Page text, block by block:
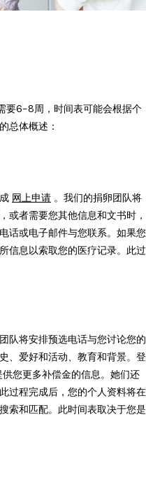
要6-8周，时间表可能会根据个
总体概述：
网上申请 。我们的捐卵团队将
或者需要您其他信息和文书时，
话或电子邮件与您联系。如果您
信息以索取您的医疗记录。此过
队将安排预选电话与您讨论您的
、爱好和活动、教育和背景。登
您更多补偿金的信息。她们还
过程完成后，您的个人资料将在
索和匹配。此时间表取决于您是